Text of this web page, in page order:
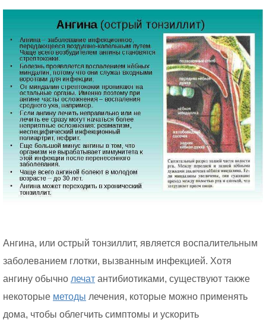
Ангина, или острый тонзиллит, является воспалительным
заболеванием глотки, вызванным инфекцией. Хотя
ангину обычно лечат антибиотиками, существуют также
некоторые методы лечения, которые можно применять
дома, чтобы облегчить симптомы и ускорить